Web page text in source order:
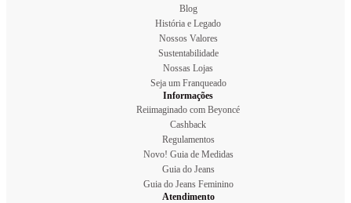
Blog
História e Legado
Nossos Valores
Sustentabilidade
Nossas Lojas
Seja um Franqueado
Informações
Reiimaginado com Beyoncé
Cashback
Regulamentos
Novo! Guia de Medidas
Guia do Jeans
Guia do Jeans Feminino
Atendimento